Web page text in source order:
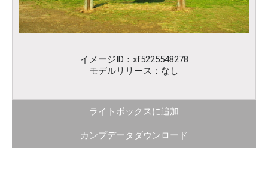
イメージID：xf5225548278
モデルリリース：なし
ライトボックスに追加
カンプデータダウンロード